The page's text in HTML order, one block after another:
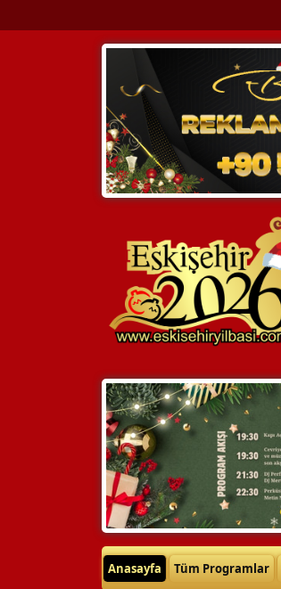
Anasayfa Tüm Programlar